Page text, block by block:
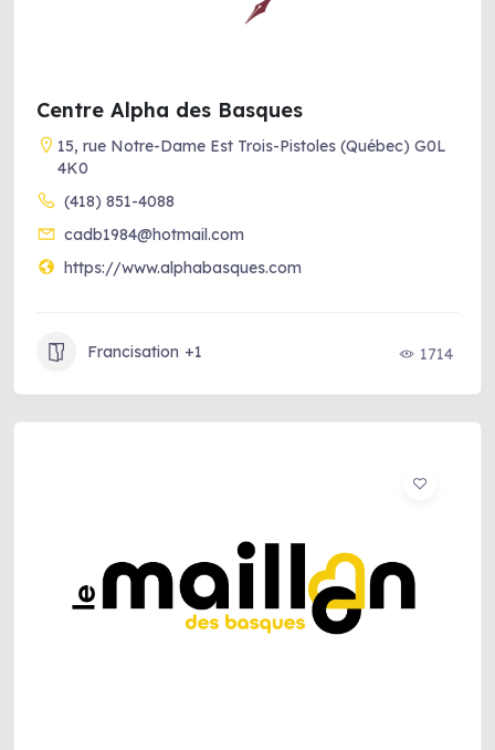
Centre Alpha des Basques
15, rue Notre-Dame Est Trois-Pistoles (Québec) G0L
4K0
(418) 851-4088
cadb1984@hotmail.com
https://www.alphabasques.com
Francisation +1 1714